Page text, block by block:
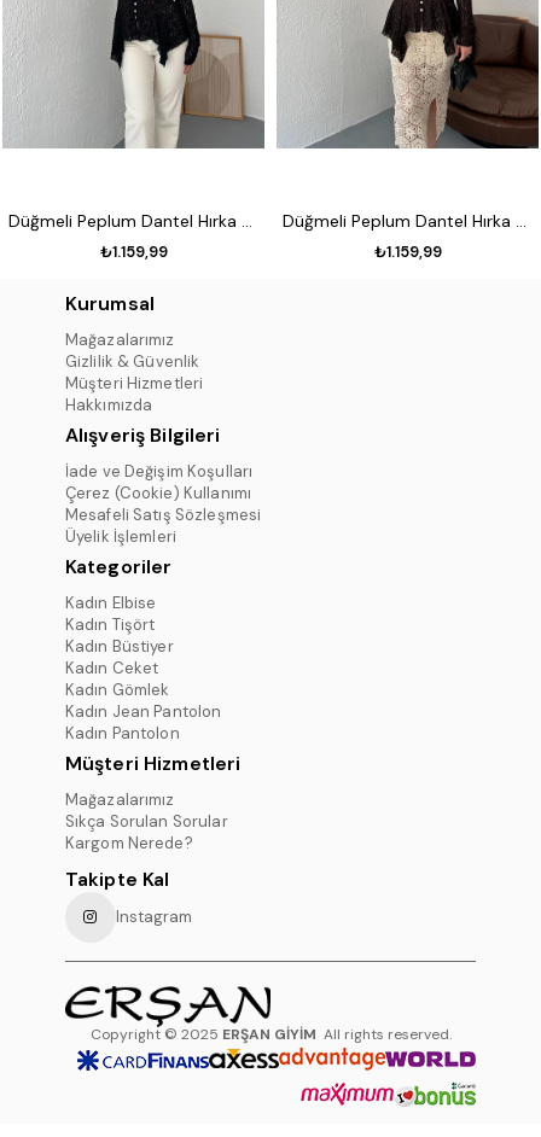
Düğmeli Peplum Dantel Hırka Siyah
₺1.159,99
Düğmeli Peplum Dantel Hırka Koyu kahve
₺1.159,99
Kurumsal
Mağazalarımız
Gizlilik & Güvenlik
Müşteri Hizmetleri
Hakkımızda
Alışveriş Bilgileri
İade ve Değişim Koşulları
Çerez (Cookie) Kullanımı
Mesafeli Satış Sözleşmesi
Üyelik İşlemleri
Kategoriler
Kadın Elbise
Kadın Tişört
Kadın Büstiyer
Kadın Ceket
Kadın Gömlek
Kadın Jean Pantolon
Kadın Pantolon
Müşteri Hizmetleri
Mağazalarımız
Sıkça Sorulan Sorular
Kargom Nerede?
Takipte Kal
Instagram
Copyright © 2025 ERŞAN GİYİM All rights reserved.